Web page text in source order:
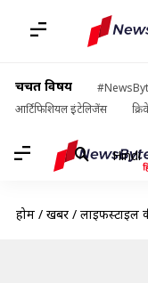
चर्चित विषय
आर्टिफिशियल इंटेलिजेंस
Hindi
होम / खबरें / लाइफस्टाइल